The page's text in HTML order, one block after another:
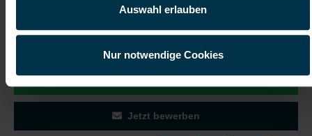
Auswahl erlauben
Nur notwendige Cookies
der Schaltschrankmontage ein.
Jetzt bewerben